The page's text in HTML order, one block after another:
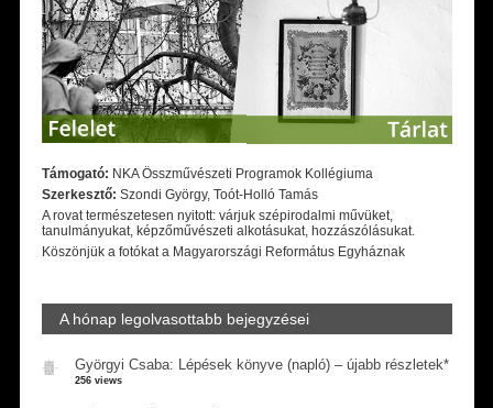
Támogató: NKA Összművészeti Programok Kollégiuma
Szerkesztő: Szondi György, Toót-Holló Tamás
A rovat természetesen nyitott: várjuk szépirodalmi művüket,
tanulmányukat, képzőművészeti alkotásukat, hozzászólásukat.
Köszönjük a fotókat a Magyarországi Református Egyháznak
A hónap legolvasottabb bejegyzései
Györgyi Csaba: Lépések könyve (napló) – újabb részletek*
256 views